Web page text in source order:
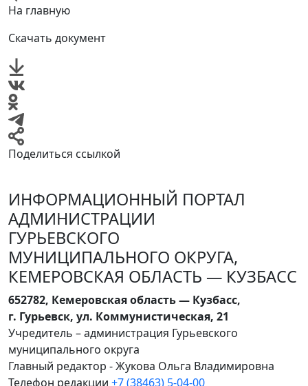
На главную
Скачать документ
Поделиться ссылкой
ИНФОРМАЦИОННЫЙ ПОРТАЛ
АДМИНИСТРАЦИИ
ГУРЬЕВСКОГО
МУНИЦИПАЛЬНОГО ОКРУГА,
КЕМЕРОВСКАЯ ОБЛАСТЬ — КУЗБАСС
652782, Кемеровская область — Кузбасс,
г. Гурьевск, ул. Коммунистическая, 21
Учредитель – администрация Гурьевского
муниципального округа
Главный редактор - Жукова Ольга Владимировна
Телефон редакции +7 (38463) 5-04-00